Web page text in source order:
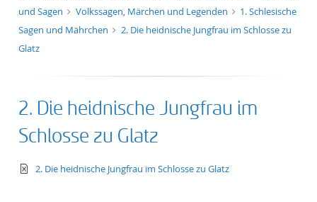
und Sagen
Volkssagen, Märchen und Legenden
1. Schlesische
Sagen und Mährchen
2. Die heidnische Jungfrau im Schlosse zu
Glatz
2. Die heidnische Jungfrau im
Schlosse zu Glatz
text/xml
2. Die heidnische Jungfrau im Schlosse zu Glatz